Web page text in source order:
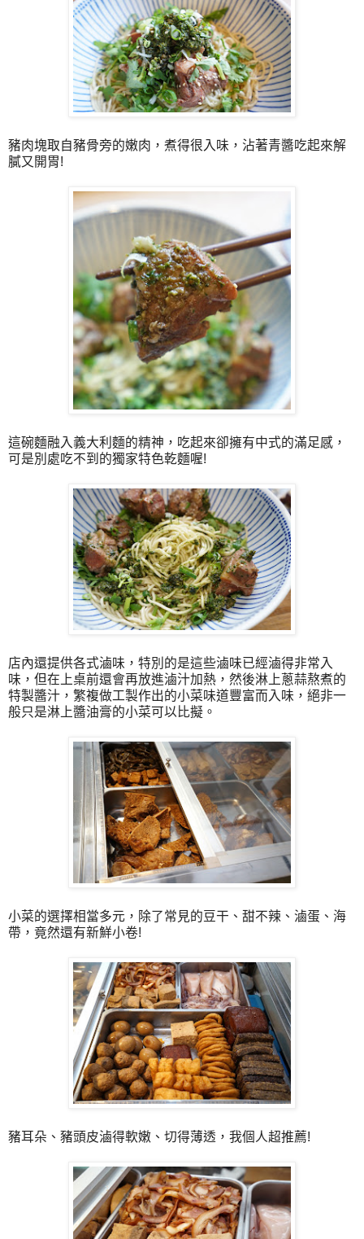
豬肉塊取自豬骨旁的嫩肉，煮得很入味，沾著青醬吃起來解
膩又開胃!
這碗麵融入義大利麵的精神，吃起來卻擁有中式的滿足感，
可是別處吃不到的獨家特色乾麵喔!
店內還提供各式滷味，特別的是這些滷味已經滷得非常入
味，但在上桌前還會再放進滷汁加熱，然後淋上蔥蒜熬煮的
特製醬汁，繁複做工製作出的小菜味道豐富而入味，絕非一
般只是淋上醬油膏的小菜可以比擬。
小菜的選擇相當多元，除了常見的豆干、甜不辣、滷蛋、海
帶，竟然還有新鮮小卷!
豬耳朵、豬頭皮滷得軟嫩、切得薄透，我個人超推薦!